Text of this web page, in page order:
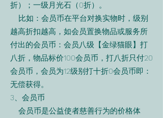
折）；一级月光石（0折）。
比如：会员币在平台对换实物时，级别
越高折扣越高，如会员置换物品或服务所
付出的会员币：会员八级【金绿猫眼】打
八折，物品标价100会员币，打八折只付20
会员币，会员为12级别打十折0会员币即：
无偿获得。
3、会员币
会员币是公益使者慈善行为的价格体